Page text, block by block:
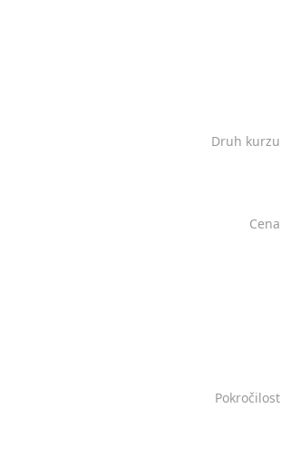
Druh kurzu
Cena
Pokročilost